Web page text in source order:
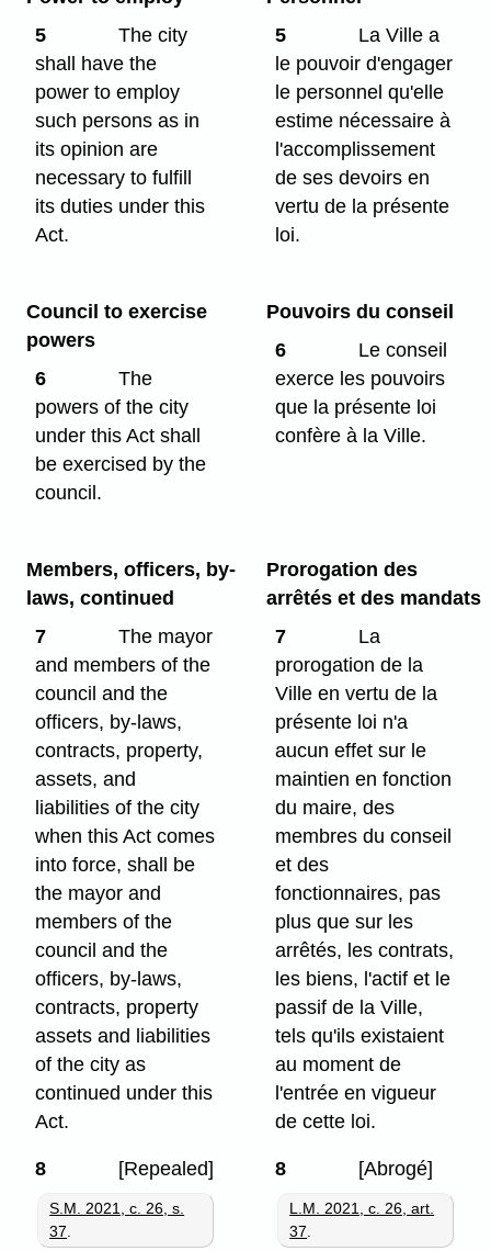
5
The city
shall have the
power to employ
such persons as in
its opinion are
necessary to fulfill
its duties under this
Act.
5
La Ville a
le pouvoir d'engager
le personnel qu'elle
estime nécessaire à
l'accomplissement
de ses devoirs en
vertu de la présente
loi.
Council to exercise
powers
6
The
powers of the city
under this Act shall
be exercised by the
council.
Pouvoirs du conseil
6
Le conseil
exerce les pouvoirs
que la présente loi
confère à la Ville.
Members, officers, by-
laws, continued
7
The mayor
and members of the
council and the
officers, by-laws,
contracts, property,
assets, and
liabilities of the city
when this Act comes
into force, shall be
the mayor and
members of the
council and the
officers, by-laws,
contracts, property
assets and liabilities
of the city as
continued under this
Act.
Prorogation des
arrêtés et des mandats
7
La
prorogation de la
Ville en vertu de la
présente loi n'a
aucun effet sur le
maintien en fonction
du maire, des
membres du conseil
et des
fonctionnaires, pas
plus que sur les
arrêtés, les contrats,
les biens, l'actif et le
passif de la Ville,
tels qu'ils existaient
au moment de
l'entrée en vigueur
de cette loi.
8 [Repealed]
S.M. 2021, c. 26, s.
37
8 [Abrogé]
L.M. 2021, c. 26, art.
37